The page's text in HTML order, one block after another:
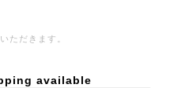
ただきます。
available